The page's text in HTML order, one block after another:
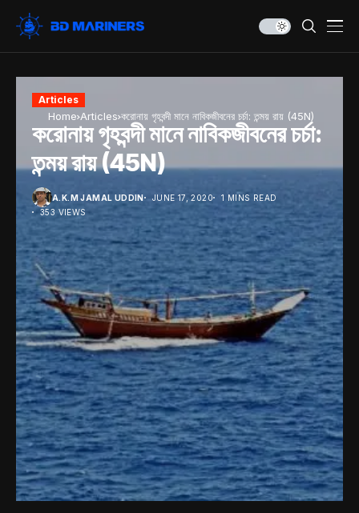
Home Articles করোনায় গৃহবন্দী মানে নাবিকজীবনের চর্চা: তন্ময় রায় (45N)
Articles
করোনায় গৃহবন্দী মানে নাবিকজীবনের চর্চা:
তন্ময় রায় (45N)
A.K.M JAMAL UDDIN JUNE 17, 2020
1 MINS READ
353 VIEWS